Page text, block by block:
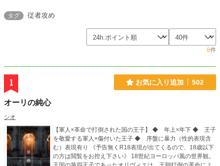
タグ 従者攻め
8件
1 お気に入り追加 502
オーリの純心
シオ
【軍人×革命で打倒された国の王子】 ◆ 年上×年下 ◆ 王子
を敬愛する軍人×傷付いた王子 ◆ 序盤に暴力（性的表現含
む）表現有り 《予告無くR18表現が出てくるので、18歳以下
の方は閲覧をお控え下さい》 18世紀ヨーロッパ風の世界観。